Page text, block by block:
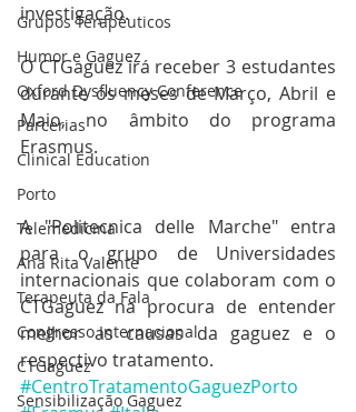
Grupos Terapêuticos
Humor e Gaguez
Oxford Dysfluency Conference
Parcerias
Clinical Education
Porto
Telemedicina
Ana Rita Valente
Terapeuta da Fala
Congresso Internacional
CTGaguez
Sensibilização Gaguez
investigação.
O CTGaguez irá receber 3 estudantes
durante os meses de Março, Abril e
Maio, no âmbito do programa
Erasmus.
A "Politecnica delle Marche" entra
para o grupo de Universidades
internacionais que colaboram com o
CTGaguez na procura de entender
melhor as causas da gaguez e o
respectivo tratamento.
#CentroTratamentoGaguezPorto